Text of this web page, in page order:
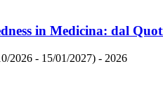
in Medicina: dal
2026 - 15/01/2027) - 2026